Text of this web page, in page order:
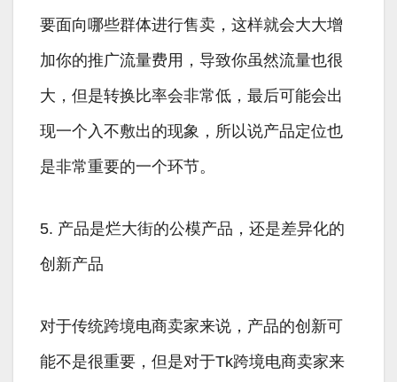
要面向哪些群体进行售卖，这样就会大大增
加你的推广流量费用，导致你虽然流量也很
大，但是转换比率会非常低，最后可能会出
现一个入不敷出的现象，所以说产品定位也
是非常重要的一个环节。
5. 产品是烂大街的公模产品，还是差异化的
创新产品
对于传统跨境电商卖家来说，产品的创新可
能不是很重要，但是对于Tk跨境电商卖家来